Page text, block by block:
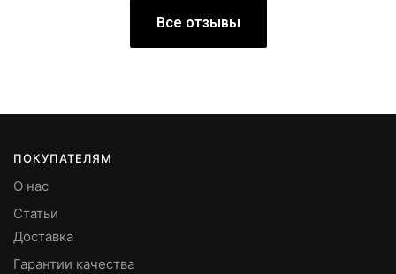
Все отзывы
ПОКУПАТЕЛЯМ
О нас
Статьи
Доставка
Гарантии качества